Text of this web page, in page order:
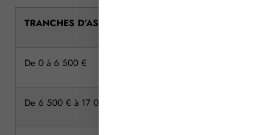
TRANCHES D’ASSIETTE
De 0 à 6 500 €
De 6 500 € à 17 000 €